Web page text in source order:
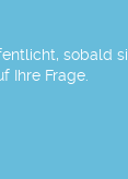
sobald
Ihre Frage.